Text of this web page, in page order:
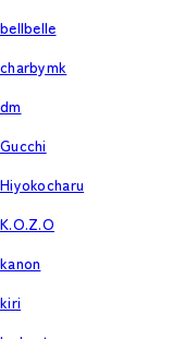
bellbelle
charbymk
dm
Gucchi
Hiyokocharu
K.O.Z.O
kanon
kiri